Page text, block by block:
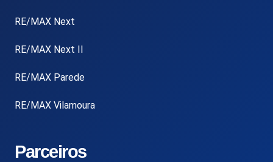
RE/MAX Next
RE/MAX Next II
RE/MAX Parede
RE/MAX Vilamoura
Parceiros